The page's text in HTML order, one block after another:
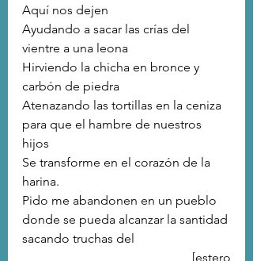
Aquí nos dejen
Ayudando a sacar las crías del
vientre a una leona
Hirviendo la chicha en bronce y
carbón de piedra
Atenazando las tortillas en la ceniza
para que el hambre de nuestros
hijos
Se transforme en el corazón de la
harina.
Pido me abandonen en un pueblo
donde se pueda alcanzar la santidad
sacando truchas del
[estero